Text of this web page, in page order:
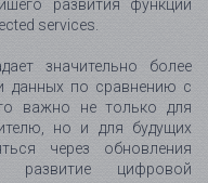
BMW Maps и Remote
в автомобиль, который
от большого SUV
пропорции
близок к BMW X5, по